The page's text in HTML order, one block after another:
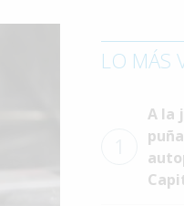
LO MÁS
A la